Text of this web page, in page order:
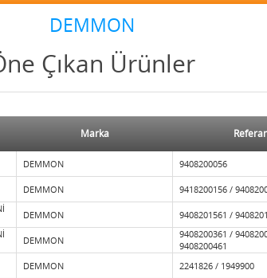
DEMMON
Çıkan Ürünler
Marka
DEMMON 9408200056
DEMMON 9418200156 /
DEMMON 9408201561 /
DEMMON
9408200361 /
9408200461
DEMMON 2241826 / 1949900